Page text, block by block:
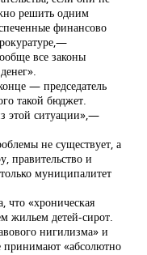
решить одним
финансово
все законы
— председатель
такой бюджет.
этой ситуации»,—
не существует, а
правительство и
муниципалитет
«хроническая
жильем детей-сирот.
нигилизма» и
принимают «абсолютно